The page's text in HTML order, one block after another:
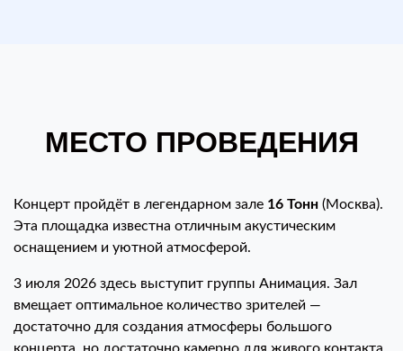
МЕСТО ПРОВЕДЕНИЯ
Концерт пройдёт в легендарном зале 16 Тонн (Москва).
Эта площадка известна отличным акустическим
оснащением и уютной атмосферой.
3 июля 2026 здесь выступит группы Анимация. Зал
вмещает оптимальное количество зрителей —
достаточно для создания атмосферы большого